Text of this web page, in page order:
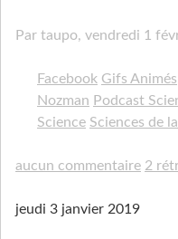
Par taupo, vendredi 1
Facebook Gifs Animés
Nozman Podcast
Science Sciences de
aucun commentaire 2
jeudi 3 janvier 2019